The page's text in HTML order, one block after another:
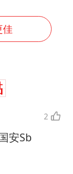
佳
2
安Sb